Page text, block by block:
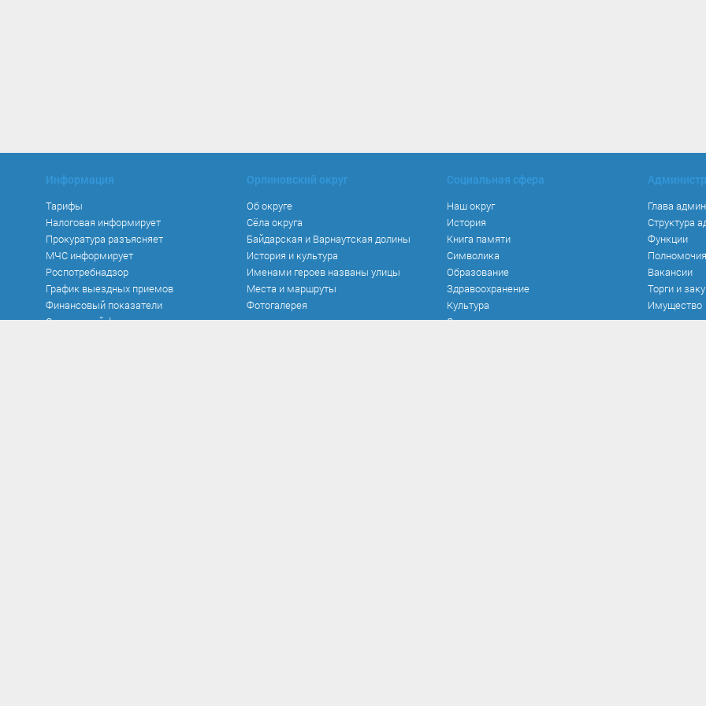
Информация
Тарифы
Налоговая информирует
Прокуратура разъясняет
МЧС информирует
Роспотребнадзор
График выездных приемов
Финансовый показатели
Социальный фонд
Орлиновский округ
Об округе
Сёла округа
Байдарская и Варнаутская долины
История и культура
Именами героев названы улицы
Места и маршруты
Фотогалерея
Социальная сфера
Наш округ
История
Книга памяти
Символика
Образование
Здравоохранение
Культура
Спорт
Глава
Структура
Функции
Полномочия
Вакансии
Торги и
Имущество